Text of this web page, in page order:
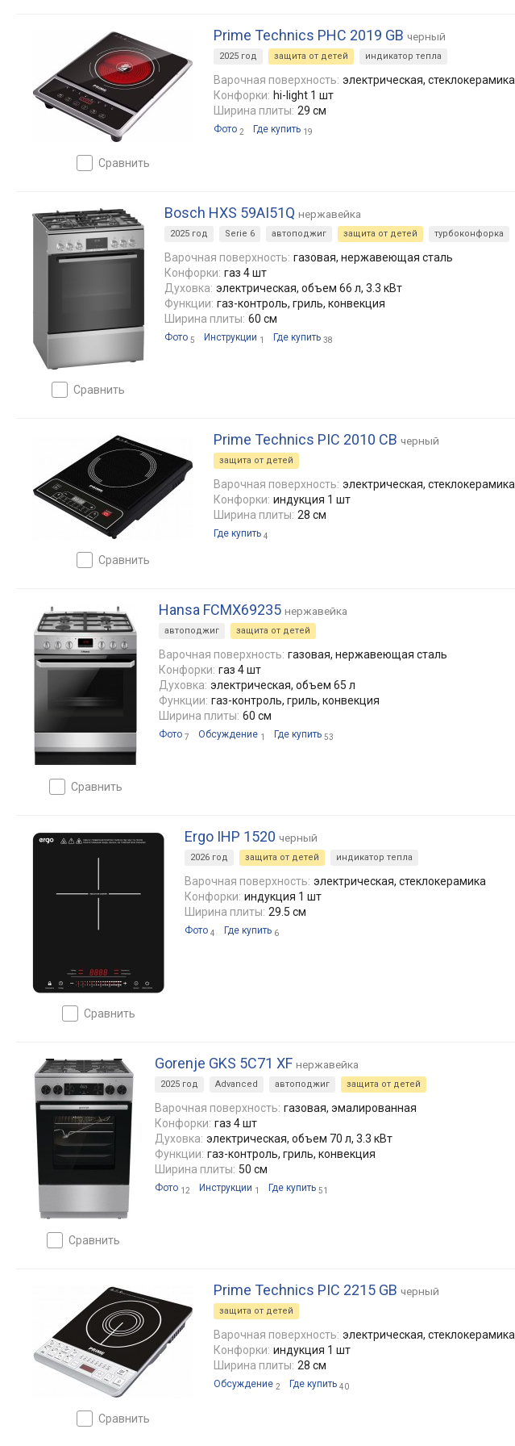
сравнить
Prime Technics PHC 2019 GB черный
2025 год защита от детей индикатор тепла
Варочная поверхность: электрическая, стеклокерамика
Конфорки: hi-light 1 шт
Ширина плиты: 29 см
Фото 2 Где купить 19
сравнить
Bosch HXS 59AI51Q нержавейка
2025 год Serie 6 автоподжиг защита от детей турбоконфорка
Варочная поверхность: газовая, нержавеющая сталь
Конфорки: газ 4 шт
Духовка: электрическая, объем 66 л, 3.3 кВт
Функции: газ-контроль, гриль, конвекция
Ширина плиты: 60 см
Фото 5 Инструкции 1 Где купить 38
сравнить
Prime Technics PIC 2010 CB черный
защита от детей
Варочная поверхность: электрическая, стеклокерамика
Конфорки: индукция 1 шт
Ширина плиты: 28 см
Где купить 4
сравнить
Hansa FCMX69235 нержавейка
автоподжиг защита от детей
Варочная поверхность: газовая, нержавеющая сталь
Конфорки: газ 4 шт
Духовка: электрическая, объем 65 л
Функции: газ-контроль, гриль, конвекция
Ширина плиты: 60 см
Фото 7 Обсуждение 1 Где купить 53
сравнить
Ergo IHP 1520 черный
2026 год защита от детей индикатор тепла
Варочная поверхность: электрическая, стеклокерамика
Конфорки: индукция 1 шт
Ширина плиты: 29.5 см
Фото 4 Где купить 6
сравнить
Gorenje GKS 5C71 XF нержавейка
2025 год Advanced автоподжиг защита от детей
Варочная поверхность: газовая, эмалированная
Конфорки: газ 4 шт
Духовка: электрическая, объем 70 л, 3.3 кВт
Функции: газ-контроль, гриль, конвекция
Ширина плиты: 50 см
Фото 12 Инструкции 1 Где купить 51
сравнить
Prime Technics PIC 2215 GB черный
защита от детей
Варочная поверхность: электрическая, стеклокерамика
Конфорки: индукция 1 шт
Ширина плиты: 28 см
Обсуждение 2 Где купить 40